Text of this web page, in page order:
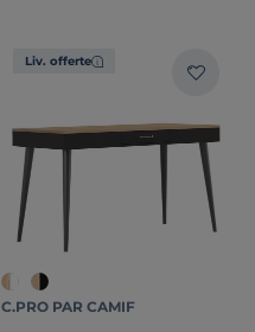
Liv. offerte
C.PRO PAR CAMIF